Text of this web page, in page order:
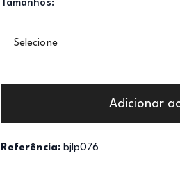
Tamanhos:
Selecione
Adicionar
Referência: bjlp076